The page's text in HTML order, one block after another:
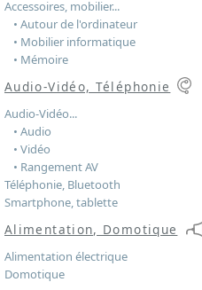
Accessoires, mobilier...
• Autour de l'ordinateur
• Mobilier informatique
• Mémoire
Audio-Vidéo, Téléphonie
Audio-Vidéo...
• Audio
• Vidéo
• Rangement AV
Téléphonie, Bluetooth
Smartphone, tablette
Alimentation, Domotique
Alimentation électrique
Domotique